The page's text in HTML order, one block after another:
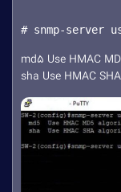
# snmp-
md5 Use HMAC
sha Use HMAC